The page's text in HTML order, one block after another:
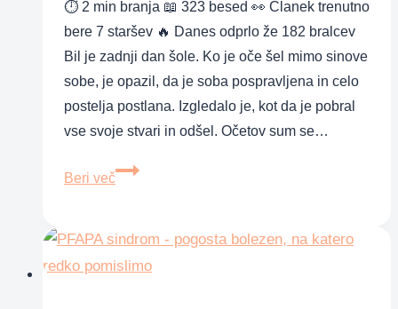
⏱ 2 min branja 📖 323 besed 👀 Članek trenutno
bere 7 staršev 🔥 Danes odprlo že 182 bralcev
Bil je zadnji dan šole. Ko je oče šel mimo sinove
sobe, je opazil, da je soba pospravljena in celo
postelja postlana. Izgledalo je, kot da je pobral
vse svoje stvari in odšel. Očetov sum se…
Beri več
Najstnik
hujše
stvari